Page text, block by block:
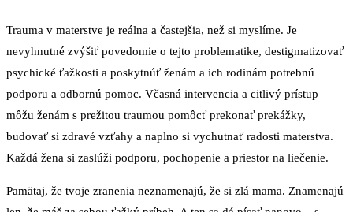
Trauma v materstve je reálna a častejšia, než si myslíme. Je
nevyhnutné zvýšiť povedomie o tejto problematike, destigmatizovať
psychické ťažkosti a poskytnúť ženám a ich rodinám potrebnú
podporu a odbornú pomoc. Včasná intervencia a citlivý prístup
môžu ženám s prežitou traumou pomôcť prekonať prekážky,
budovať si zdravé vzťahy a naplno si vychutnať radosti materstva.
Každá žena si zaslúži podporu, pochopenie a priestor na liečenie.
Pamätaj, že tvoje zranenia neznamenajú, že si zlá mama. Znamenajú